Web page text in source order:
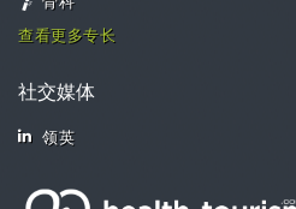
骨科
查看更多专长
社交媒体
领英